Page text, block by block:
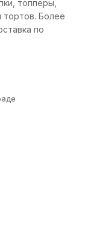
топперы,
Более
по